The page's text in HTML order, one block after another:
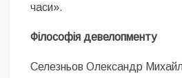
часи».
Філософія девелопменту
Селезньов Олександр